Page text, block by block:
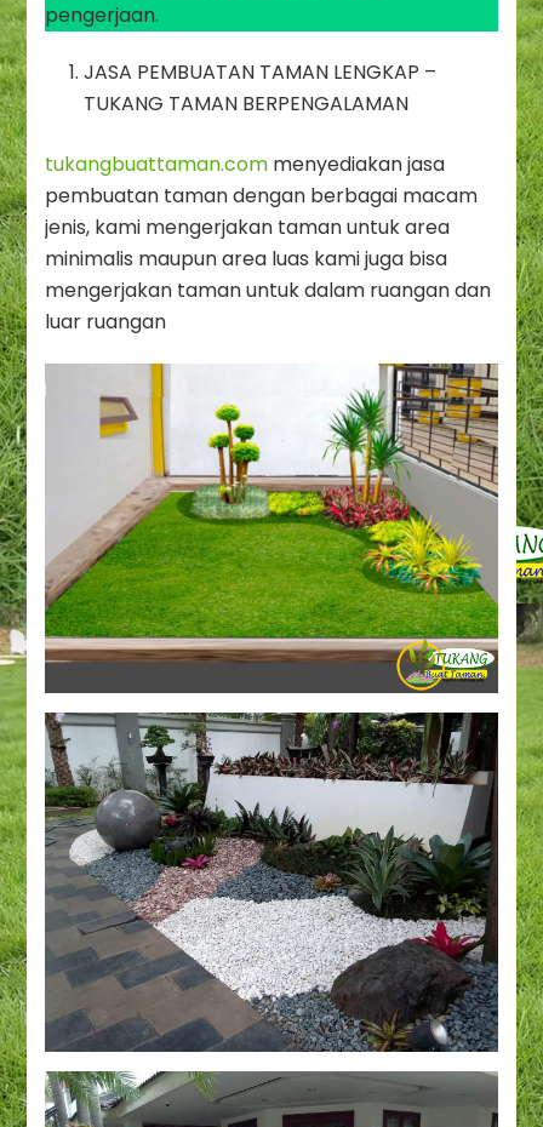
pengerjaan.
JASA PEMBUATAN TAMAN LENGKAP –
TUKANG TAMAN BERPENGALAMAN
tukangbuattaman.com menyediakan jasa
pembuatan taman dengan berbagai macam
jenis, kami mengerjakan taman untuk area
minimalis maupun area luas kami juga bisa
mengerjakan taman untuk dalam ruangan dan
luar ruangan